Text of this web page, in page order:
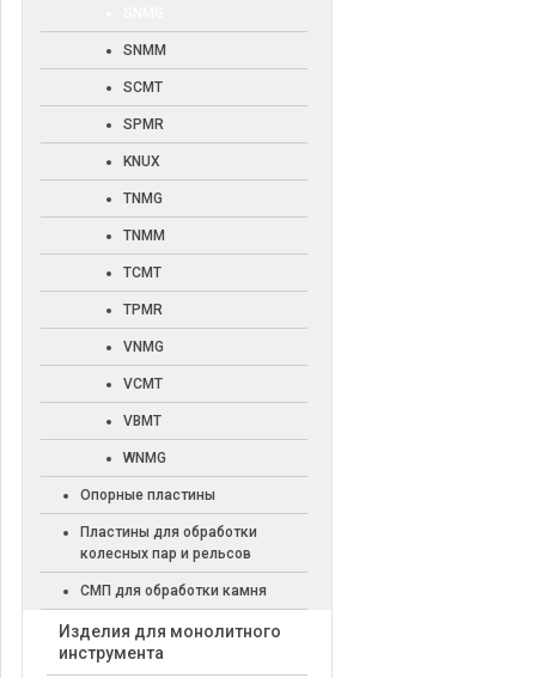
SNMM
SCMT
SPMR
KNUX
TNMG
TNMM
TCMT
TPMR
VNMG
VCMT
VBMT
WNMG
Опорные пластины
Пластины для обработки
колесных пар и рельсов
СМП для обработки камня
Изделия для монолитного
инструмента